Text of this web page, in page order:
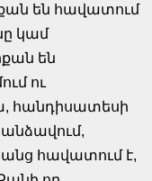
են հավատում
կամ
են
ու
հանդիսատեսի
հավատում է,